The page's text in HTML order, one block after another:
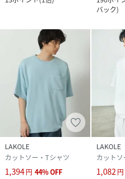
バック)
LAKOLE
カットソー・Tシャツ
1,394円 44%OFF
LAKOLE
カット
1,082円